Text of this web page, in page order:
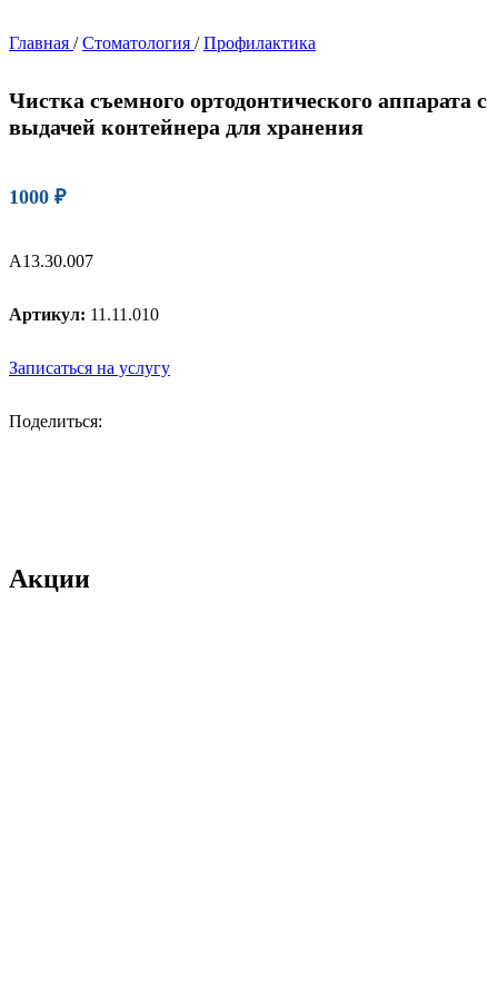
Главная / Стоматология / Профилактика
Чистка съемного ортодонтического аппарата с
выдачей контейнера для хранения
1000 ₽
A13.30.007
Артикул: 11.11.010
Записаться на услугу
Поделиться:
Акции